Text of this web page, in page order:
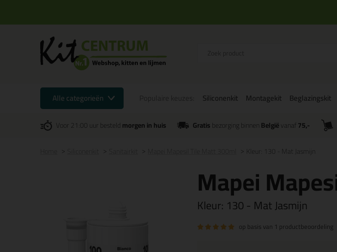
Alle categorieën Siliconenkit Montagekit Beglazingskit
Voor 21:00 uur besteldmorgen in huis Gratisbezorging binnenBelgiëvanaf 75,-
Kleur: 130 - Mat Jasmijn
Mapei
Kleur: 130 - Mat Jasmijn
op basis van 1 productbeoordeling